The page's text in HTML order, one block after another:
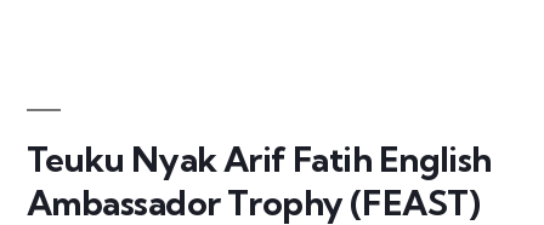
Teuku Nyak Arif Fatih English
Ambassador Trophy (FEAST)